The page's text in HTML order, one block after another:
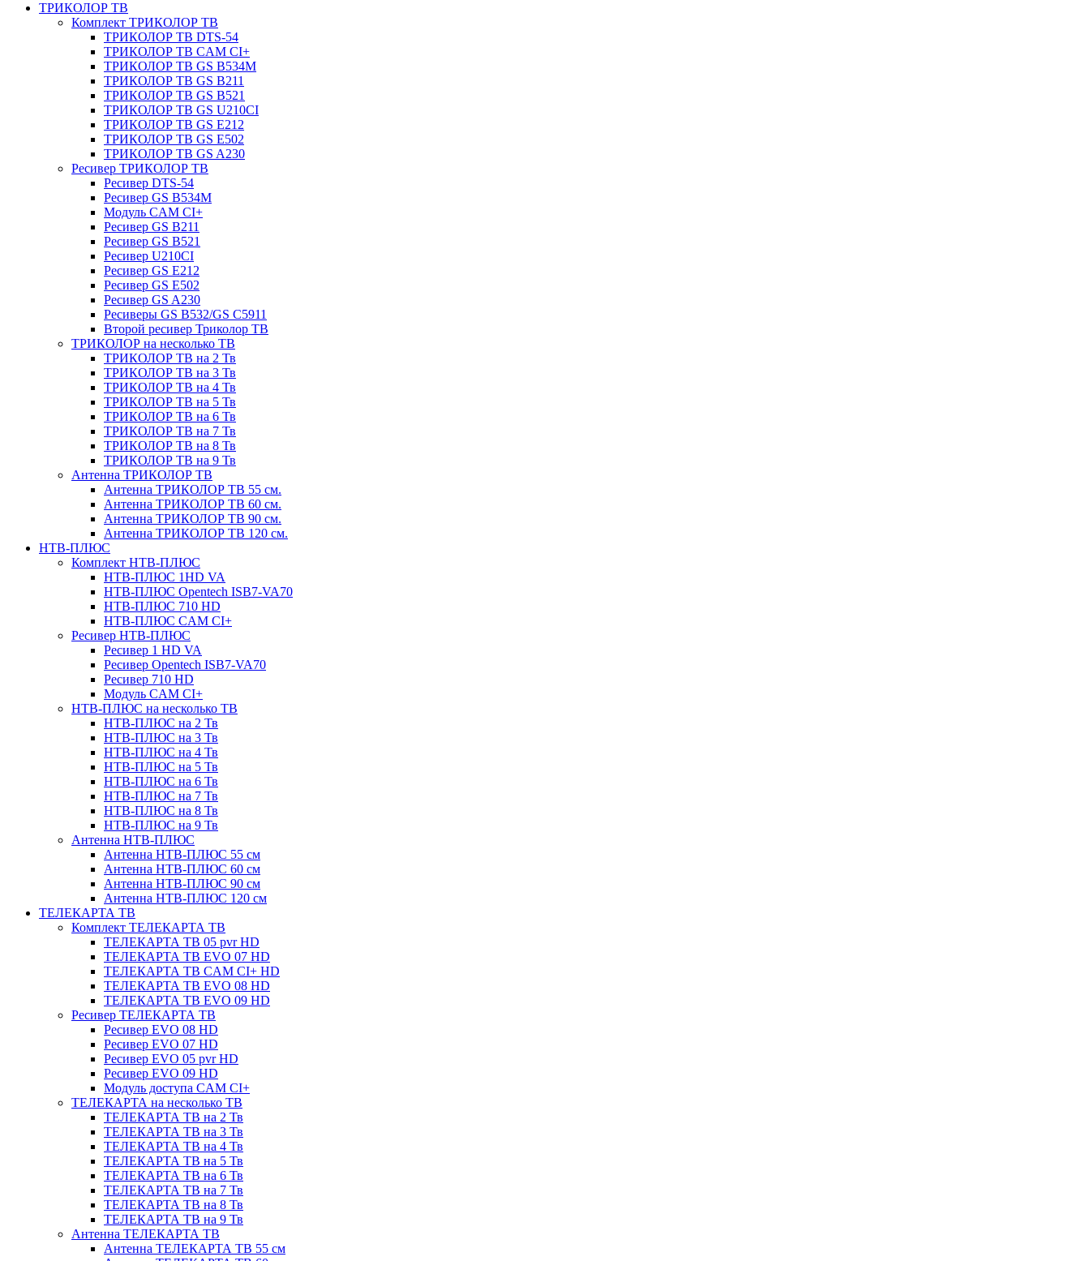
ТРИКОЛОР ТВ
Комплект ТРИКОЛОР ТВ
ТРИКОЛОР ТВ DTS-54
ТРИКОЛОР ТВ CAM CI+
ТРИКОЛОР ТВ GS B534M
ТРИКОЛОР ТВ GS B211
ТРИКОЛОР ТВ GS B521
ТРИКОЛОР ТВ GS U210CI
ТРИКОЛОР ТВ GS E212
ТРИКОЛОР ТВ GS E502
ТРИКОЛОР ТВ GS A230
Ресивер ТРИКОЛОР ТВ
Ресивер DTS-54
Ресивер GS B534M
Модуль CAM CI+
Ресивер GS B211
Ресивер GS B521
Ресивер U210CI
Ресивер GS E212
Ресивер GS E502
Ресивер GS A230
Ресиверы GS B532/GS C5911
Второй ресивер Триколор ТВ
ТРИКОЛОР на несколько ТВ
ТРИКОЛОР ТВ на 2 Тв
ТРИКОЛОР ТВ на 3 Тв
ТРИКОЛОР ТВ на 4 Тв
ТРИКОЛОР ТВ на 5 Тв
ТРИКОЛОР ТВ на 6 Тв
ТРИКОЛОР ТВ на 7 Тв
ТРИКОЛОР ТВ на 8 Тв
ТРИКОЛОР ТВ на 9 Тв
Антенна ТРИКОЛОР ТВ
Антенна ТРИКОЛОР ТВ 55 см.
Антенна ТРИКОЛОР ТВ 60 см.
Антенна ТРИКОЛОР ТВ 90 см.
Антенна ТРИКОЛОР ТВ 120 см.
НТВ-ПЛЮС
Комплект НТВ-ПЛЮС
НТВ-ПЛЮС 1HD VA
НТВ-ПЛЮС Opentech ISB7-VA70
НТВ-ПЛЮС 710 HD
НТВ-ПЛЮС CAM CI+
Ресивер НТВ-ПЛЮС
Ресивер 1 HD VA
Ресивер Opentech ISB7-VA70
Ресивер 710 HD
Модуль CAM CI+
НТВ-ПЛЮС на несколько ТВ
НТВ-ПЛЮС на 2 Тв
НТВ-ПЛЮС на 3 Тв
НТВ-ПЛЮС на 4 Тв
НТВ-ПЛЮС на 5 Тв
НТВ-ПЛЮС на 6 Тв
НТВ-ПЛЮС на 7 Тв
НТВ-ПЛЮС на 8 Тв
НТВ-ПЛЮС на 9 Тв
Антенна НТВ-ПЛЮС
Антенна НТВ-ПЛЮС 55 см
Антенна НТВ-ПЛЮС 60 см
Антенна НТВ-ПЛЮС 90 см
Антенна НТВ-ПЛЮС 120 см
ТЕЛЕКАРТА ТВ
Комплект ТЕЛЕКАРТА ТВ
ТЕЛЕКАРТА ТВ 05 pvr HD
ТЕЛЕКАРТА ТВ EVO 07 HD
ТЕЛЕКАРТА ТВ CAM CI+ HD
ТЕЛЕКАРТА ТВ EVO 08 HD
ТЕЛЕКАРТА ТВ EVO 09 HD
Ресивер ТЕЛЕКАРТА ТВ
Ресивер EVO 08 HD
Ресивер EVO 07 HD
Ресивер EVO 05 pvr HD
Ресивер EVO 09 HD
Модуль доступа CAM CI+
ТЕЛЕКАРТА на несколько ТВ
ТЕЛЕКАРТА ТВ на 2 Тв
ТЕЛЕКАРТА ТВ на 3 Тв
ТЕЛЕКАРТА ТВ на 4 Тв
ТЕЛЕКАРТА ТВ на 5 Тв
ТЕЛЕКАРТА ТВ на 6 Тв
ТЕЛЕКАРТА ТВ на 7 Тв
ТЕЛЕКАРТА ТВ на 8 Тв
ТЕЛЕКАРТА ТВ на 9 Тв
Антенна ТЕЛЕКАРТА ТВ
Антенна ТЕЛЕКАРТА ТВ 55 см